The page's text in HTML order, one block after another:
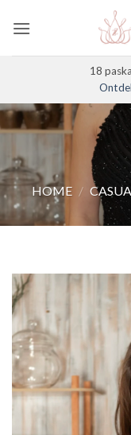
naar
18
HOME /